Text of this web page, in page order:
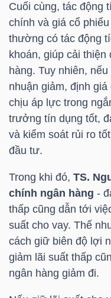
Cuối cùng, tác động
chính và giá cổ
thường có tác động
khoán, giúp cải thiện
hàng. Tuy nhiên,
nhuận giảm, định
chịu áp lực trong
trưởng tín dụng tốt,
và kiểm soát rủi ro
đầu tư.
Trong khi đó, TS.
chính ngân hàng -
thấp cũng dẫn tới
suất cho vay. Thế
cách giữ biên độ lợi
giảm lãi suất thấp
ngân hàng giảm đi.
ĐỘNG
SẢN
Mã
chứng
khoán
(-)
Tất cả Cổ phiếu
Lãnh
đạo
(-)
Tất cả Người nội
Tin
tức